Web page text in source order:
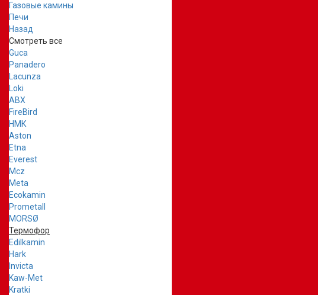
Газовые камины
Печи
Назад
Смотреть все
Guca
Panadero
Lacunza
Loki
ABX
FireBird
НМК
Aston
Etna
Everest
Mcz
Meta
Ecokamin
Prometall
MORSØ
Термофор
Edilkamin
Hark
Invicta
Kaw-Met
Kratki